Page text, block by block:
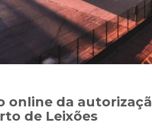
online da
de Leixões